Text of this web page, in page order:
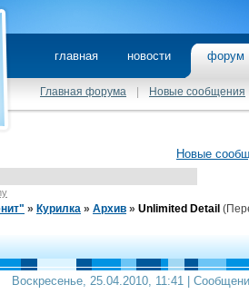
главная новости
Главная форума Новые сообщения
Новые
» Курилка » Архив » Unlimited Detail
Воскресенье, 25.04.2010, 11:41 |